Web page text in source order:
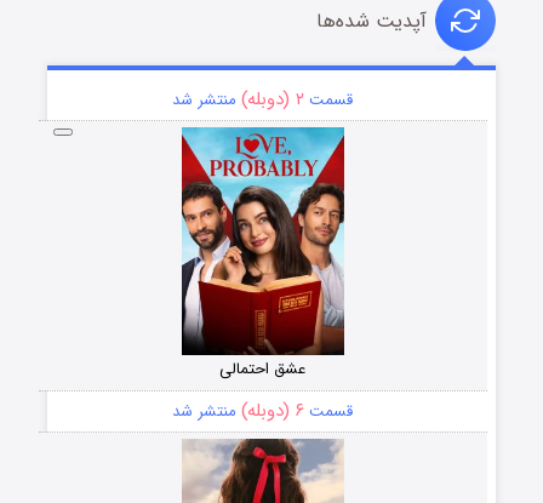
آپدیت شده‌ها
قسمت ۲ (دوبله) منتشر شد
عشق احتمالی
قسمت ۶ (دوبله) منتشر شد